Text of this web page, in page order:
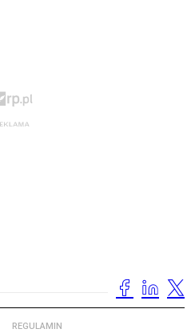
REGULAMIN